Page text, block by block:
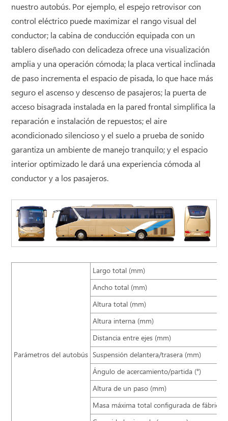
nuestro autobús. Por ejemplo, el espejo retrovisor con
control eléctrico puede maximizar el rango visual del
conductor; la cabina de conducción equipada con un
tablero diseñado con delicadeza ofrece una visualización
amplia y una operación cómoda; la placa vertical inclinada
de paso incrementa el espacio de pisada, lo que hace más
seguro el ascenso y descenso de pasajeros; la puerta de
acceso bisagrada instalada en la pared frontal simplifica la
reparación e instalación de repuestos; el aire
acondicionado silencioso y el suelo a prueba de sonido
garantiza un ambiente de manejo tranquilo; y el espacio
interior optimizado le dará una experiencia cómoda al
conductor y a los pasajeros.
Parámetros del autobús
Largo total (mm)
Ancho total (mm)
Altura total (mm)
Altura interna (mm)
Distancia entre ejes (mm)
Suspensión delantera/trasera (mm)
Ángulo de acercamiento/partida (°)
Altura de un paso (mm)
Masa máxima total configurada de fábrica